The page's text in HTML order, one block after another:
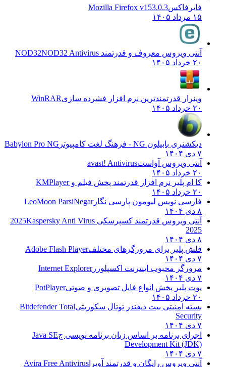
فایرفاکسMozilla Firefox v153.0.3
۱۵ مرداد ۱۴۰۵
آنتی ویروس معروف و قدرتمند NOD32 NOD32 Antivirus
۲۰ خرداد ۱۴۰۵
وینرار قدرتمندترین نرم افزار فشرده سازیWinRAR
۲۰ خرداد ۱۴۰۵
دیکشنری بابیلون NG - فرهنگ لغت کامپیوتر
Babylon Pro NG
۷ دی ۱۴۰۴
آنتی ویروس آواستavast! Antivirus
۲۰ خرداد ۱۴۰۵
کا ام پلیر نرم افزار قدرتمند پخش فیلم وKMPlayer
۲۰ خرداد ۱۴۰۵
فارسی نویس لیومون پارسی نگارLeoMoon ParsiNegar
۸ دی ۱۴۰۴
آنتی ویروس قدرتمند کسپرسکی 2025 Kaspersky Anti Virus
2025
۸ دی ۱۴۰۴
فلش پلیر برای مرورگرهای مختلفAdobe Flash Player
۷ دی ۱۴۰۴
مرورگر محبوب اینترنت اکسپلوررInternet Explorer
۷ دی ۱۴۰۴
پوت پلیر پخش انواع فایل تصویری و صوتیPotPlayer
۲۰ خرداد ۱۴۰۵
بسته امنیتی بیت دیفندر توتال سکوریتیBitdefender Total
Security
۷ دی ۱۴۰۴
اجرای برنامه بر اساس زبان برنامه نویسی جJava SE
Development Kit (JDK)
۷ دی ۱۴۰۴
آنتی ویروس رایگان و قدرتمند آویرا Avira Free Antivirus